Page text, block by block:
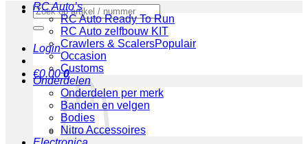
Zoeken
naar:
Login
€0.00 0
RC Auto’s
RC Auto Ready To Run
RC Auto zelfbouw KIT
Crawlers & Scalers
Occasion
Customs
Onderdelen
Onderdelen per merk
Banden en velgen
Bodies
Nitro Accessoires